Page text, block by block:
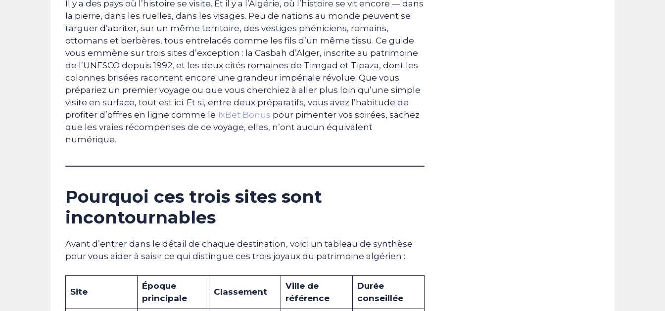
Il y a des pays où l’histoire se visite. Et il y a l’Algérie, où l’histoire se vit encore — dans
la pierre, dans les ruelles, dans les visages. Peu de nations au monde peuvent se
targuer d’abriter, sur un même territoire, des vestiges phéniciens, romains,
ottomans et berbères, tous entrelacés comme les fils d’un même tissu. Ce guide
vous emmène sur trois sites d’exception : la Casbah d’Alger, inscrite au patrimoine
de l’UNESCO depuis 1992, et les deux cités romaines de Timgad et Tipaza, dont les
colonnes brisées racontent encore une grandeur impériale révolue. Que vous
prépariez un premier voyage ou que vous cherchiez à aller plus loin qu’une simple
visite en surface, tout est ici. Et si, entre deux préparatifs, vous avez l’habitude de
profiter d’offres en ligne comme le 1xBet Bonus pour pimenter vos soirées, sachez
que les vraies récompenses de ce voyage, elles, n’ont aucun équivalent
numérique.
Pourquoi ces trois sites sont
incontournables
Avant d’entrer dans le détail de chaque destination, voici un tableau de synthèse
pour vous aider à saisir ce qui distingue ces trois joyaux du patrimoine algérien :
Site
Époque
principale
Classement
Ville de
référence
Durée
conseillée